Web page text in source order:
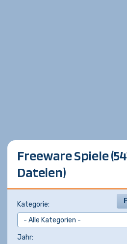
Freeware Spiele
Dateien)
Kategorie:
Jahr: